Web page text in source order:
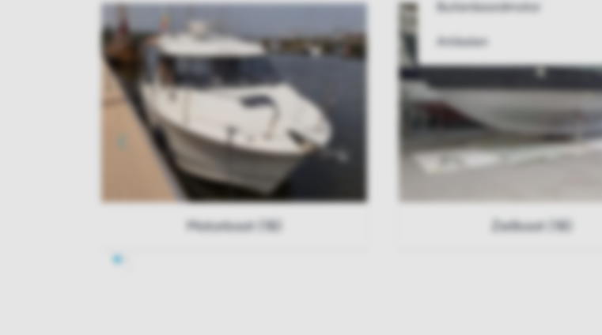
Buitenboordmotor
Artikelen
Motorboot (18) Zeilboot (18)